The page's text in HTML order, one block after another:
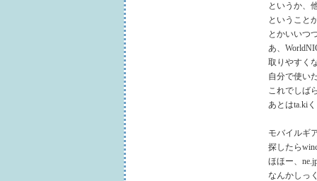
というか、
ということ
とかいいつ
あ、
取りやすく
自分で使い
これでしば
あとはta.ki
モバイルギ
探したら
ほほー、
なんかしっ